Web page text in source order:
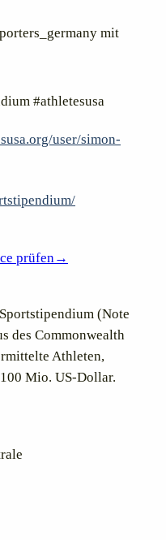
mit
#athletesusa
user/simon-
prüfen→
(Note
des Commonwealth
Athleten,
Mio. US-Dollar.